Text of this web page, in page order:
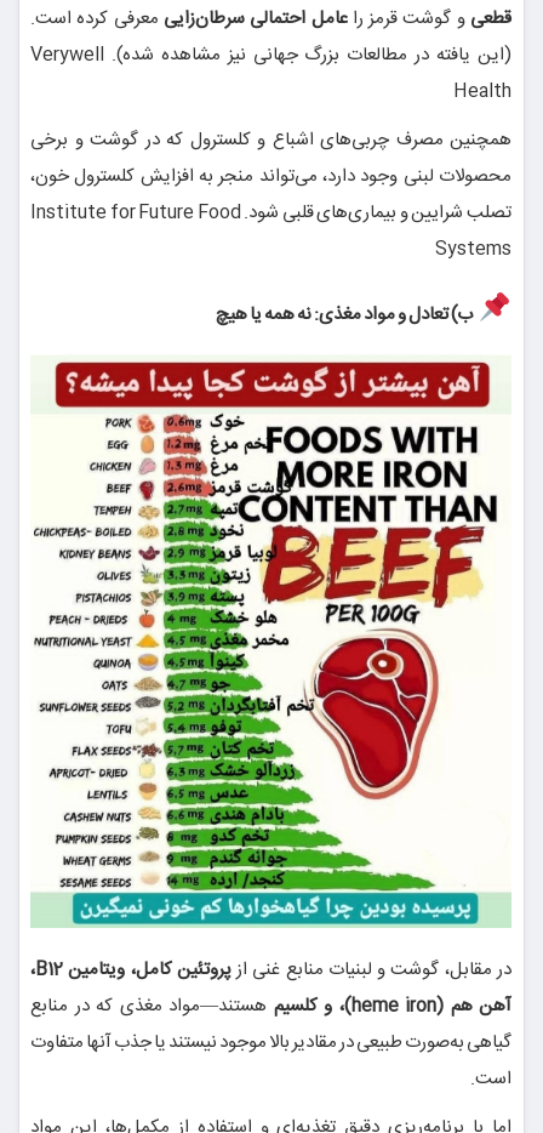
قطعی و گوشت قرمز راعامل احتمالی سرطان‌زایی معرفی کرده است.
(این یافته در مطالعات بزرگ جهانی نیز مشاهده شده). Verywell
Health
همچنین مصرف چربی‌های اشباع و کلسترول که در گوشت و برخی
محصولات لبنی وجود دارد، می‌تواند منجر به افزایش کلسترول خون،
تصلب شرایین و بیماری‌های قلبی شود.Institute for Future Food
Systems
ب) تعادل و مواد مغذی: نه همه یا هیچ
در مقابل، گوشت و لبنیات منابع غنی از
پروتئین کامل، ویتامین B12،
آهن هم (heme iron)، و کلسیم
هستند—مواد مغذی که در منابع
گیاهی به‌صورت طبیعی در مقادیر بالا موجود نیستند یا جذب آنها متفاوت
است.